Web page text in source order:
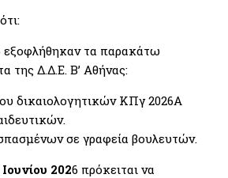
εξοφλήθηκαν τα παρακάτω
της Δ.Δ.Ε. Β’ Αθήνας:
δικαιολογητικών ΚΠγ 2026Α
σε γραφεία βουλευτών.
Ιουνίου 2026 πρόκειται να